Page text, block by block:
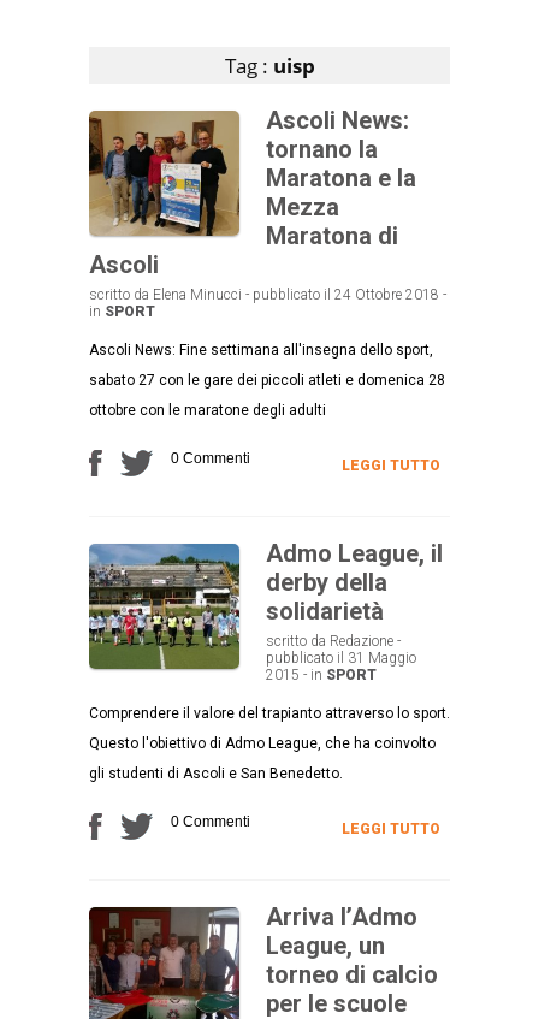
Tag : uisp
Ascoli News:
tornano la
Maratona e la
Mezza
Maratona di
Ascoli
scritto da Elena Minucci - pubblicato il 24 Ottobre 2018 -
in SPORT
Ascoli News: Fine settimana all'insegna dello sport,
sabato 27 con le gare dei piccoli atleti e domenica 28
ottobre con le maratone degli adulti
0 Commenti LEGGI TUTTO
Admo League, il
derby della
solidarietà
scritto da Redazione -
pubblicato il 31 Maggio
2015 - in SPORT
Comprendere il valore del trapianto attraverso lo sport.
Questo l'obiettivo di Admo League, che ha coinvolto
gli studenti di Ascoli e San Benedetto.
0 Commenti LEGGI TUTTO
Arriva l’Admo
League, un
torneo di calcio
per le scuole